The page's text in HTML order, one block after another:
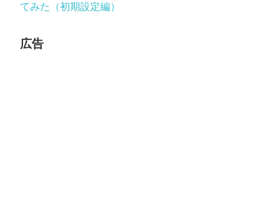
てみた（初期設定編）
広告